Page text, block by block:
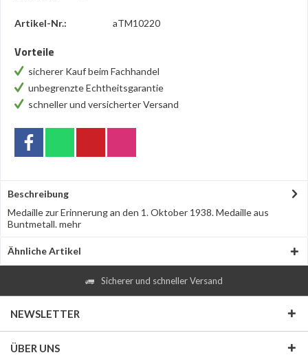
Artikel-Nr.: aTM10220
Vorteile
sicherer Kauf beim Fachhandel
unbegrenzte Echtheitsgarantie
schneller und versicherter Versand
Beschreibung
Medaille zur Erinnerung an den 1. Oktober 1938. Medaille aus
Buntmetall.mehr
Ähnliche Artikel
Sicherer und schneller Versand
NEWSLETTER
ÜBER UNS